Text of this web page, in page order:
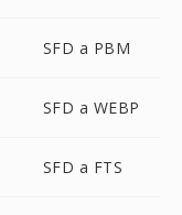
SFD a PBM
SFD a WEBP
SFD a FTS